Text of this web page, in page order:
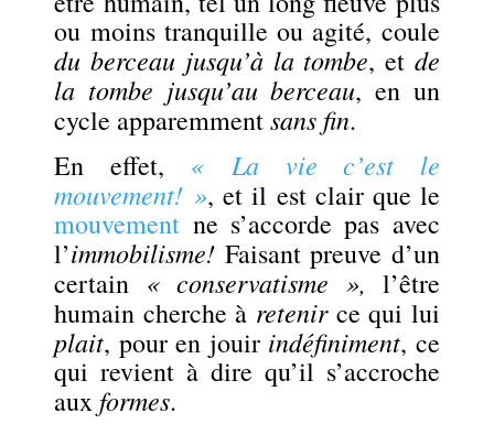
ou moins tranquille ou agité, coule
du berceau jusqu’à la tombe, et de
la tombe jusqu’au berceau, en un
cycle apparemmentsans fin.
En effet, « La vie c’est le
mouvement! », et il est clair que le
mouvement ne s’accorde pas avec
l’immobilisme! Faisant preuve d’un
certain « conservatisme », l’être
humain cherche à retenirce qui lui
plait, pour en jouir indéfiniment, ce
qui revient à dire qu’il s’accroche
aux formes.